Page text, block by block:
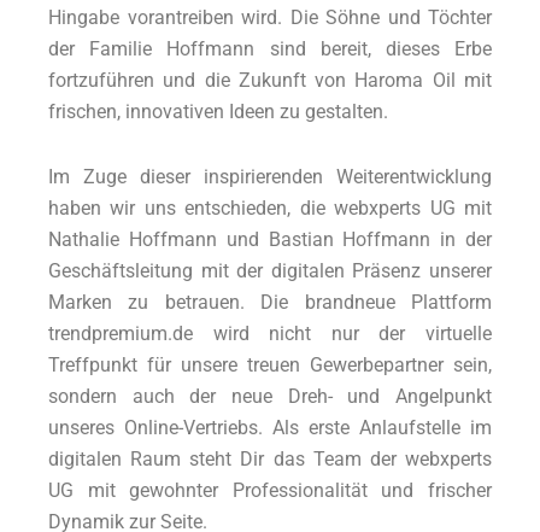
Hingabe vorantreiben wird. Die Söhne und Töchter
der Familie Hoffmann sind bereit, dieses Erbe
fortzuführen und die Zukunft von Haroma Oil mit
frischen, innovativen Ideen zu gestalten.
Im Zuge dieser inspirierenden Weiterentwicklung
haben wir uns entschieden, die webxperts UG mit
Nathalie Hoffmann und Bastian Hoffmann in der
Geschäftsleitung mit der digitalen Präsenz unserer
Marken zu betrauen. Die brandneue Plattform
trendpremium.de wird nicht nur der virtuelle
Treffpunkt für unsere treuen Gewerbepartner sein,
sondern auch der neue Dreh- und Angelpunkt
unseres Online-Vertriebs. Als erste Anlaufstelle im
digitalen Raum steht Dir das Team der webxperts
UG mit gewohnter Professionalität und frischer
Dynamik zur Seite.